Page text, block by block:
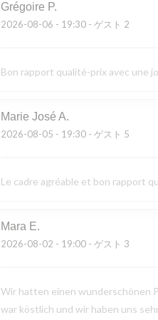
Grégoire P
2026-08-06 - 19:30 - ゲスト 2
Bon rapport qualité-prix avec une
Marie José A
2026-08-05 - 19:30 - ゲスト 5
Le cadre agréable et bon rapport
Mara E
2026-08-02 - 19:00 - ゲスト 3
Wir hatten einen wunderschönen
war köstlich und wir haben uns